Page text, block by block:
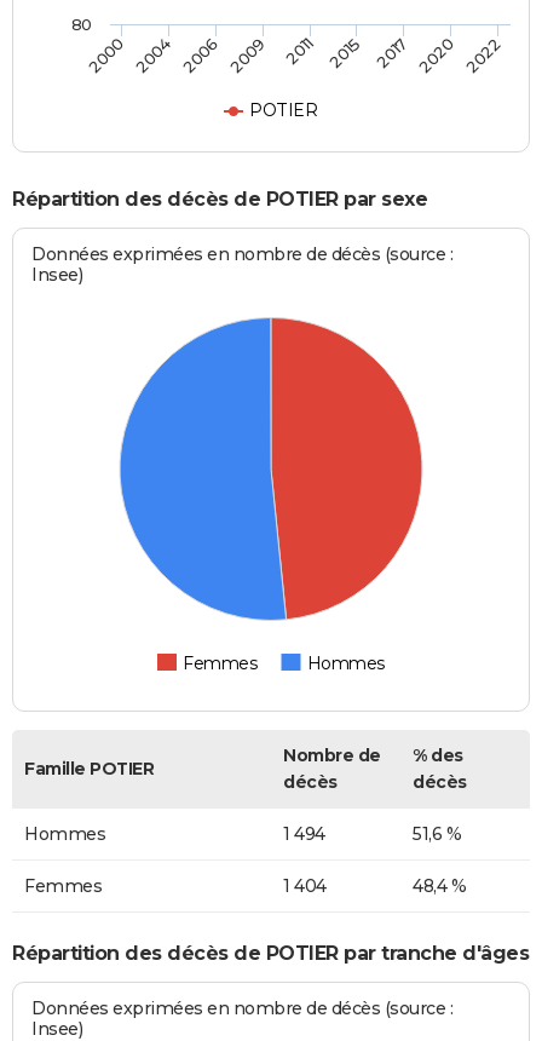
POTIER
2000 2004 2006 2009 2011 2015 2017 2020 2022
80
Répartition des décès de POTIER par sexe
Données exprimées en nombre de décès (source :
Insee)
Femmes Hommes
Famille POTIER
Nombre de
décès
% des
décès
Hommes 1 494 51,6 %
Femmes 1 404 48,4 %
Répartition des décès de POTIER par tranche d'âges
Données exprimées en nombre de décès (source :
Insee)